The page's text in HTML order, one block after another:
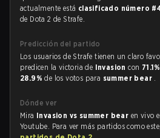
actualmente está clasificado número
de Dota 2 de Strafe.
Predicción del partido
Los usuarios de Strafe tienen un claro
predicen la victoria de Invasioncon
28.9%de los votos para summer bear .
Dónde ver
Mira Invasion vs summer bear en vivo
Youtube. Para ver más partidos como